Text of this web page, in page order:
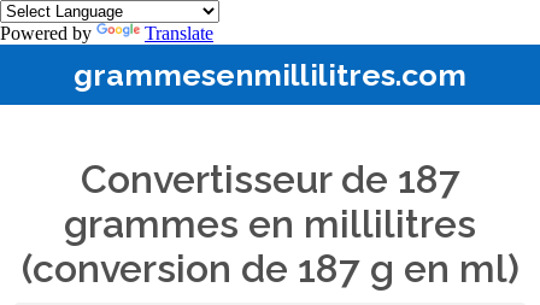
Powered by Translate
grammesenmillilitres.com
Convertisseur de 187
grammes en millilitres
(conversion de 187 g en ml)